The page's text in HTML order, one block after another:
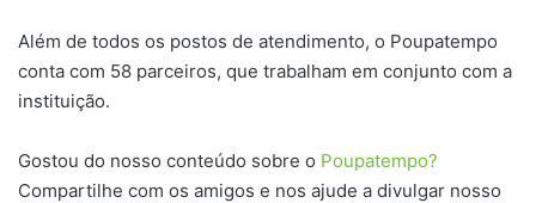
Além de todos os postos de atendimento, o Poupatempo
conta com 58 parceiros, que trabalham em conjunto com a
instituição.
Gostou do nosso conteúdo sobre o Poupatempo?
Compartilhe com os amigos e nos ajude a divulgar nosso